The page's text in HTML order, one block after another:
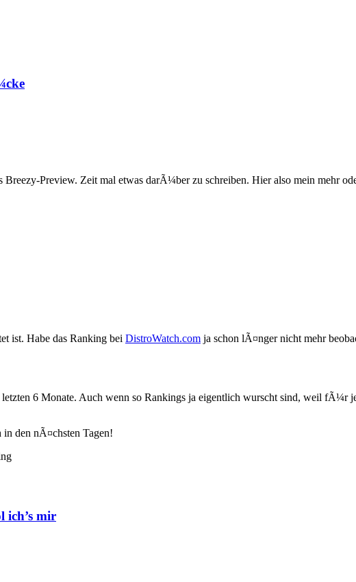
Breezy-Preview. Zeit mal etwas darÃ¼ber zu schreiben. Hier also mein mehr
ist. Habe das Ranking bei DistroWatch.com ja schon lÃ¤nger nicht mehr
6 Monate. Auch wenn so Rankings ja eigentlich wurscht sind, weil
den nÃ¤chsten Tagen!
ich’s mir